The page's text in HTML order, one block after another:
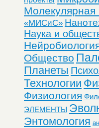
Молекулярная
«МИСиС»
Наука и
Общество
Планеты
Технологии
Физиология
ЭЛЕМЕНТЫ
Энтомология